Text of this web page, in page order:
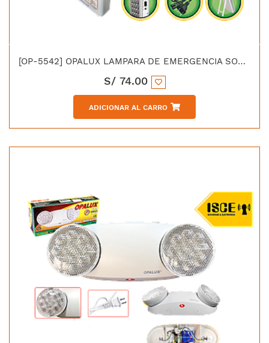
[OP-5542] OPALUX LAMPARA DE EMERGENCIA SOLAR 80 LED SMD BATERIA 3.6AH
S/ 74.00
ADICIONAR AL CARRO